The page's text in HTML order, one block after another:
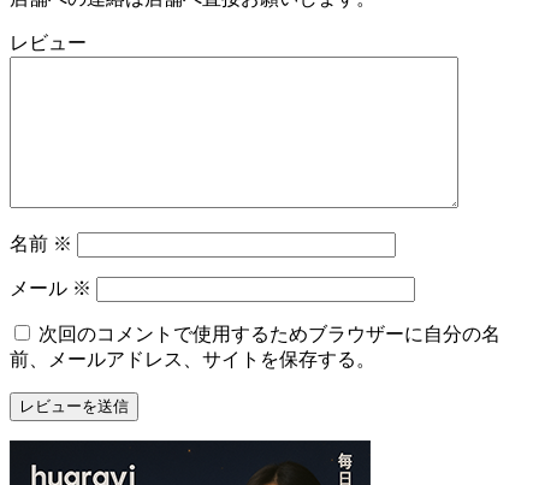
レビュー
名前 ※
メール ※
次回のコメントで使用するためブラウザーに自分の名
前、メールアドレス、サイトを保存する。